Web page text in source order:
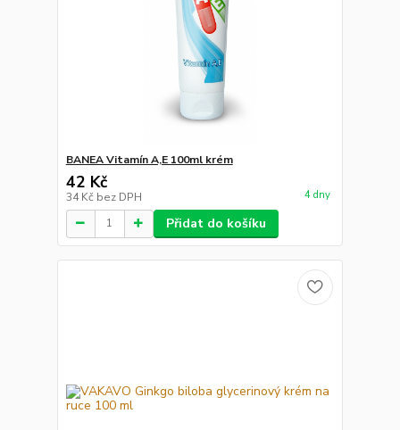
BANEA Vitamín A,E 100ml krém
42 Kč
34 Kč bez DPH 4 dny
Přidat do košíku